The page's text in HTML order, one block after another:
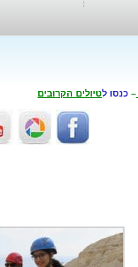
– כנסו לטיולים הקרובים